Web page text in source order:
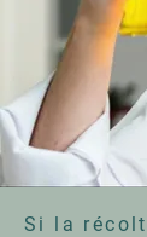
Si la